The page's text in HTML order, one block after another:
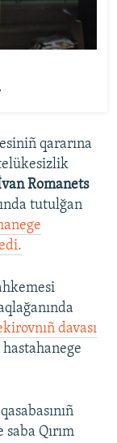
qararına
Romanets
tutulğan
davası
Qırım